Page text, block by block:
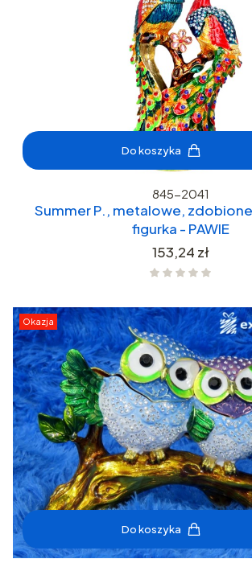
Do koszyka
845-2041
Summer P., metalowe,
figurka - PAWIE
Cena
153,24 zł
Okazja
Do koszyka